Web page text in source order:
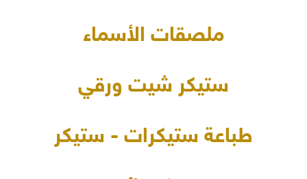
ملصقات الأسماء
ستيكر شيت ورقي
طباعة ستيكرات - ستيكر